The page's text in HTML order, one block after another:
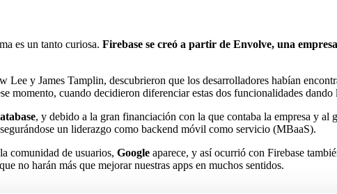
es un tanto curiosa. Firebase se creó a partir de Envolve, una
y James Tamplin, descubrieron que los desarrolladores habían
momento, cuando decidieron diferenciar estas dos funcionalidades
, y debido a la gran financiación con la que contaba la empresa y al
un liderazgo como backend móvil como servicio (MBaaS).
comunidad de usuarios, Google aparece, y así ocurrió con Firebase
no harán más que mejorar nuestras apps en muchos sentidos.